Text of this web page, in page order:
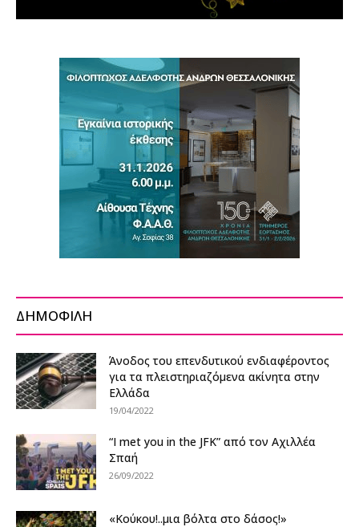
ΔΗΜΟΦΙΛΗ
Άνοδος του επενδυτικού ενδιαφέροντος
για τα πλειστηριαζόμενα ακίνητα στην
Ελλάδα
19/04/2022
“I met you in the JFK” από τον Αχιλλέα
Σπαή
26/09/2022
«Κούκου!..μια βόλτα στο δάσος!»